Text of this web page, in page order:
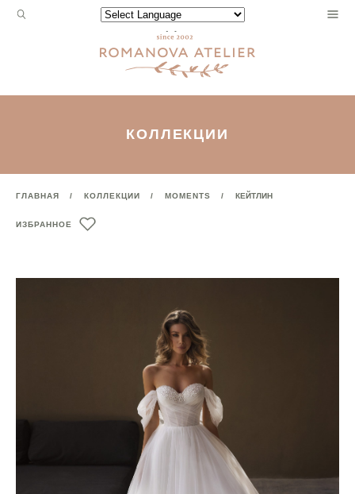
Запрос
Powered by
КОЛЛЕКЦИИ
ГЛАВНАЯ КОЛЛЕКЦИИ MOMENTS КЕЙТЛИН
ИЗБРАННОЕ